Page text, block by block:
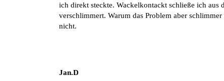
ich direkt steckte. Wackelkontackt schließe ich aus
verschlimmert. Warum das Problem aber
nicht.
Jan.D